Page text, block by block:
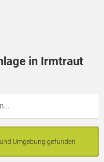
in Irmtraut
Umgebung gefunden